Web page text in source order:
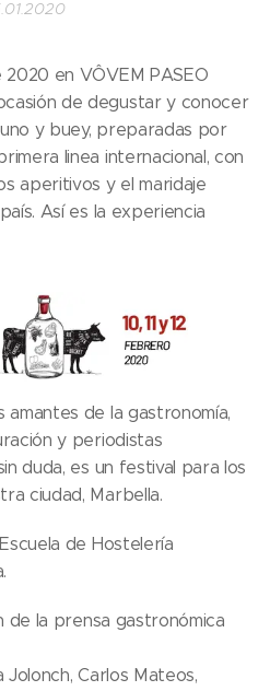
en VÔVEM PASEO
de degustar y conocer
y buey, preparadas por
linea internacional, con
aperitivos y el maridaje
Así es la experiencia
amantes de la gastronomía,
y periodistas
duda, es un festival para los
ciudad, Marbella.
de Hostelería
de la prensa gastronómica
Jolonch, Carlos Mateos,